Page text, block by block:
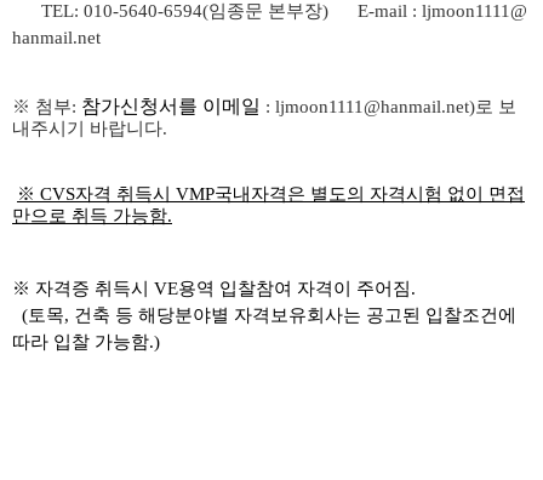
TEL: 010-5640-6594(임종문 본부장) E-mail : ljmoon1111@
hanmail.net
※ 첨부: 참가신청서를 이메일 : ljmoon1111@hanmail.net)로 보
내주시기 바랍니다.
※ CVS자격 취득시 VMP국내자격은 별도의 자격시험 없이 면접
만으로 취득 가능함.
※ 자격증 취득시 VE용역 입찰참여 자격이 주어짐.
(토목, 건축 등 해당분야별 자격보유회사는 공고된 입찰조건에
따라 입찰 가능함.)